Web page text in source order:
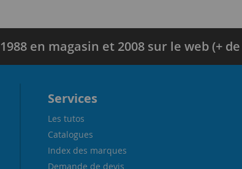
en magasin et 2008 sur le web (+
Services
Les tutos
Catalogues
Index des marques
Demande de devis